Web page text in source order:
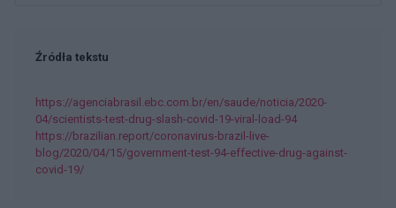
Źródła tekstu
https://agenciabrasil.ebc.com.br/en/saude/noticia/2020-
04/scientists-test-drug-slash-covid-19-viral-load-94
https://brazilian.report/coronavirus-brazil-live-
blog/2020/04/15/government-test-94-effective-drug-against-
covid-19/